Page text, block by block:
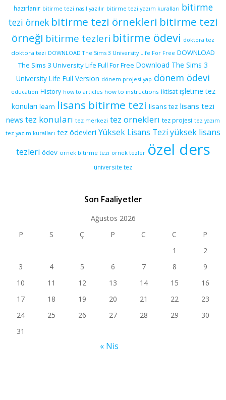
hazırlanır bitirme tezi nasıl yazılır bitirme tezi yazım kuralları bitirme
tezi örnek bitirme tezi örnekleri bitirme tezi
örneği bitirme tezleri bitirme ödevi doktora tez
doktora tezi DOWNLOAD The Sims 3 University Life For Free DOWNLOAD
The Sims 3 University Life Full For Free Download The Sims 3
University Life Full Version dönem projesi yap dönem ödevi
education History how to articles how to instructions iktisat işletme tez
konuları learn lisans bitirme tezi lisans tez lisans tezi
news tez konuları tez merkezi tez orneklerı tez projesi tez yazım
tez yazım kuralları tez ödevleri Yüksek Lisans Tezi yüksek lisans
tezleri ödev örnek bitirme tezi örnek tezler özel ders
üniversite tez
Son Faaliyetler
Ağustos 2026
P
S Ç P C C
P
1
2
3
4 5 6 7 8
9
10
11 12 13 14 15
16
17
18 19 20 21 22
23
24
25 26 27 28 29
30
31
« Nis